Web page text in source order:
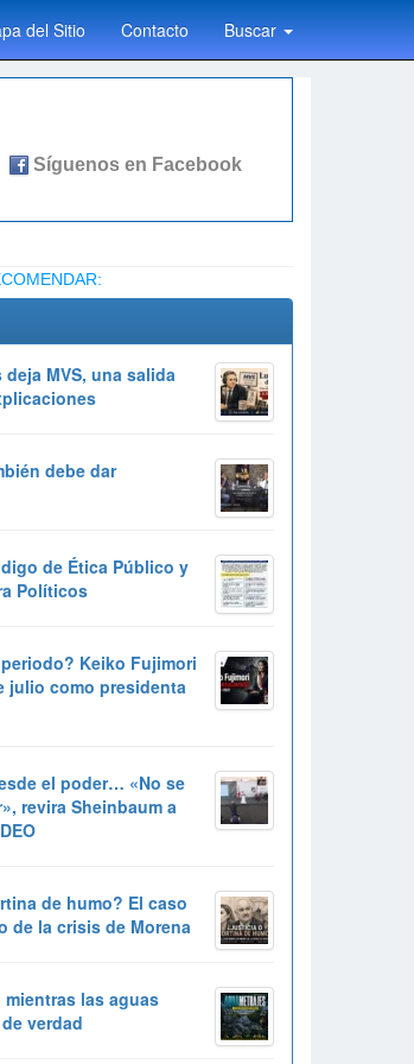
del Sitio Contacto Buscar
MVS, una salida
debe dar
de Ética Público y
Políticos
Keiko Fujimori
julio como presidenta
el poder… «No se
revira Sheinbaum a
de humo? El caso
de la crisis de Morena
mientras las aguas
verdad